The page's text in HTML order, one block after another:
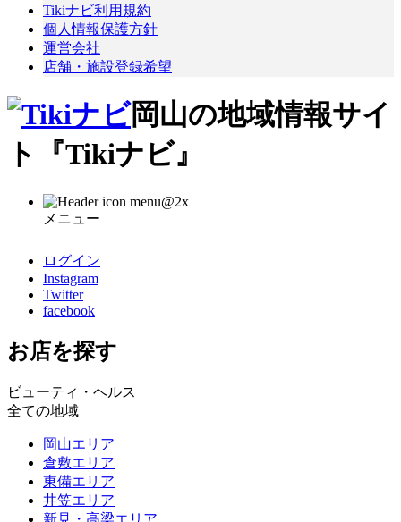
Tikiナビ利用規約
個人情報保護方針
運営会社
店舗・施設登録希望
岡山の地域情報サイ
ト『Tikiナビ』
メニュー
ログイン
Instagram
Twitter
facebook
お店を探す
ビューティ・ヘルス
全ての地域
岡山エリア
倉敷エリア
東備エリア
井笠エリア
新見・高梁エリア